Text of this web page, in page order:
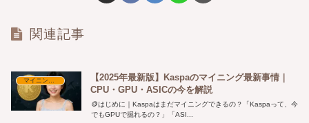
関連記事
マイニング実践と収益
【2025年最新版】Kaspaのマイニング最新事情｜
CPU・GPU・ASICの今を解説
🪙はじめに｜Kaspaはまだマイニングできるの？「Kaspaって、今
でもGPUで掘れるの？」「ASI...